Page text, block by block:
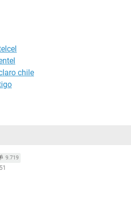
chile
9.719